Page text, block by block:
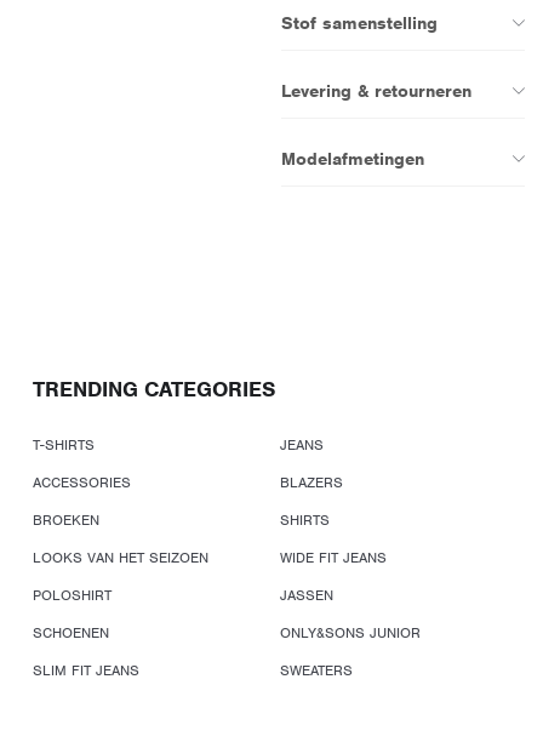
Stof samenstelling
Levering & retourneren
Modelafmetingen
TRENDING CATEGORIES
T-SHIRTS
JEANS
ACCESSORIES
BLAZERS
BROEKEN
SHIRTS
LOOKS VAN HET SEIZOEN
WIDE FIT JEANS
POLOSHIRT
JASSEN
SCHOENEN
ONLY&SONS JUNIOR
SLIM FIT JEANS
SWEATERS